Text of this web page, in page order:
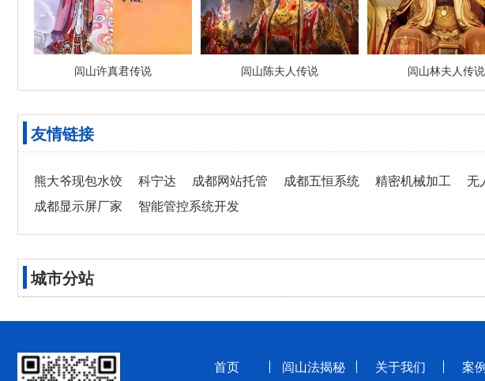
闾山许真君传说 闾山陈夫人传说 闾山林夫人传说
友情链接
熊大爷现包水饺 科宁达 成都网站托管 成都五恒系统 精密机械加工 无
成都显示屏厂家
智能管控系统开发
城市分站
首页 闾山法揭秘 关于我们 案